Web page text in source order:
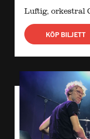
Luftig, orkestral
KÖP BILJETT